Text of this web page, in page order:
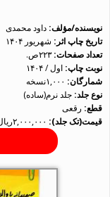
نویسنده/مؤلف: داود محمدی
تاریخ چاپ اثر: شهريور ۱۴۰۴
تعداد صفحات: ۲۲۳ص.
نوبت چاپ: اول / ۱۴۰۴
شمارگان: ۱,۰۰۰نسخه
نوع جلد: جلد نرم(ساده)
قطع: رقعی
قیمت(تک جلد): ۲,۰۰۰,۰۰۰ریال